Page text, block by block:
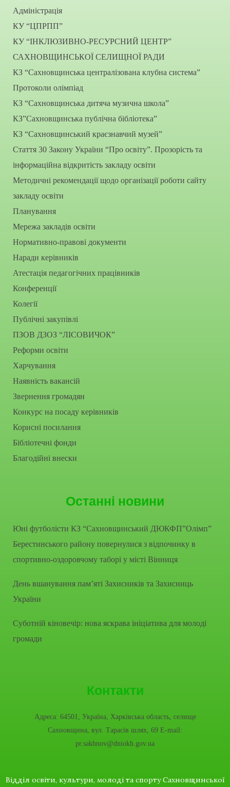
Адміністрація
КУ “ЦПРПП”
КУ “ІНКЛЮЗИВНО-РЕСУРСНИЙ ЦЕНТР”
САХНОВЩИНСЬКОЇ СЕЛИЩНОЇ РАДИ
КЗ “Сахновщинська централізована клубна система”
Протоколи олімпіад
КЗ “Сахновщинська дитяча музична школа”
КЗ”Сахновщинська публічна бібліотека”
КЗ “Сахновщинський краєзнавчий музей”
Стаття 30 Закону України “Про освіту”. Прозорість та
інформаційна відкритість закладу освіти
Методичні рекомендації щодо організації роботи сайту
закладу освіти
Планування
Мережа закладів освіти
Нормативно-правові документи
Наради керівників
Атестація педагогічних працівників
Конференції
Колегії
Публічні закупівлі
ПЗОВ ДЗОЗ “ЛІСОВИЧОК”
Реформи освіти
Харчування
Наявність вакансій
Звернення громадян
Конкурс на посаду керівників
Корисні посилання
Бібліотечні фонди
Благодійні внески
Останні новини
Юні футболісти КЗ “Сахновщинський ДЮКФП”Олімп”
Берестинського району повернулися з відпочинку в
спортивно-оздоровчому таборі у місті Вінниця
День вшанування пам’яті Захисників та Захисниць
України
Суботній кіновечір: нова яскрава ініціатива для молоді
громади
Контакти
Адреса: 64501, Україна, Харківська область, селище
Сахновщина, вул. Тарасів шлях, 69 E-mail:
pr.sakhnov@dniokh.gov.ua
Відділ освіти, культури, молоді та спорту Сахновщинської